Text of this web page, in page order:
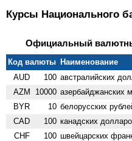
Курсы Национального
Официальный
Код валюты Наименование
AUD
100 австралийских
AZM 10000 азербайджанских
BYR 10 белорусских
CAD 100 канадских
CHF 100 швейцарских